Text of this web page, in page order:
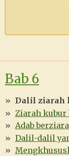
Bab 6
Dalil ziarah
Ziarah kubur
Adab
Dalil-dalil